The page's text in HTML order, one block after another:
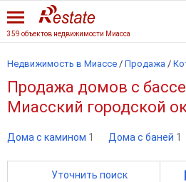
359 объектов недвижимости Миасса
Недвижимость в Миассе / Продажа /
Продажа домов с
Миасский городской
Дома с камином 1 Дома с баней 1
Уточнить поиск